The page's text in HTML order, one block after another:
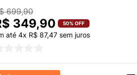
699,90
349,90 50% OFF
até4x R$ 87,47 sem juros